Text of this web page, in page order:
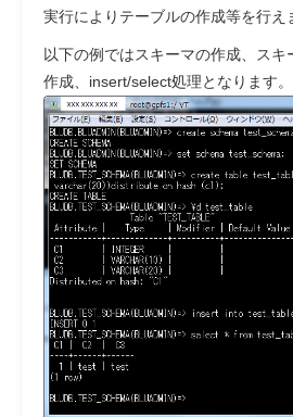
実行によりテーブルの作成等を行え
以下の例ではスキーマの作成、ス
作成、insert/select処理となります。